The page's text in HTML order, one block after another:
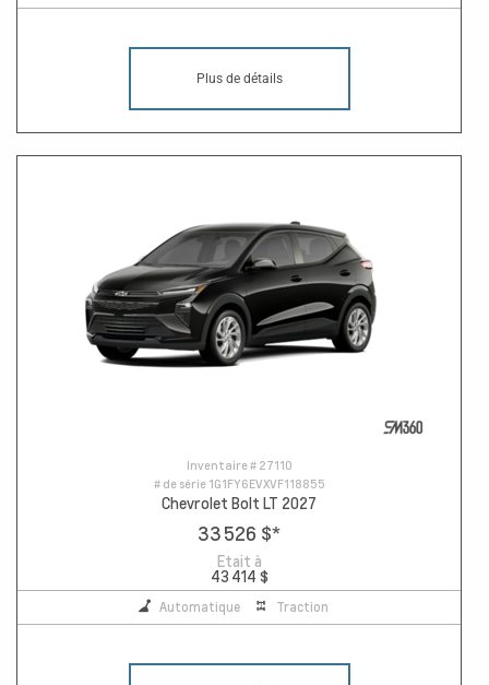
Plus de détails
Inventaire # 27110
# de série 1G1FY6EVXVF118855
Chevrolet Bolt LT 2027
33 526 $*
Etait à
43 414 $
Automatique Traction